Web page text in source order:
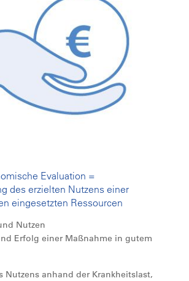
Evaluation =
des erzielten Nutzens einer
eingesetzten Ressourcen
Nutzen
Erfolg einer Maßnahme in gutem
Nutzens anhand der Krankheitslast,